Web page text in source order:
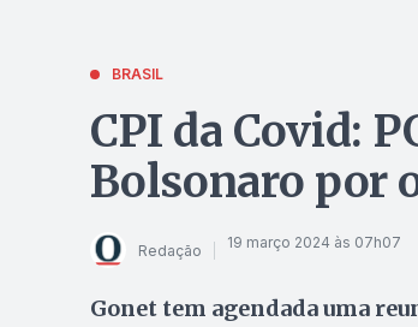
BRASIL
CPI da Covid:
Bolsonaro por
Redação 19 março 2024 às 07h07
Gonet tem agendada uma